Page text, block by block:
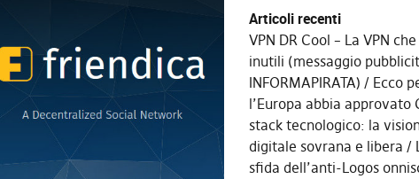
Articoli recenti
VPN DR Cool – La VPN
inutili (messaggio
INFORMAPIRATA)
Ecco
l’Europa abbia approvato
stack tecnologico: la
digitale sovrana e libera
sfida dell’anti-Logos